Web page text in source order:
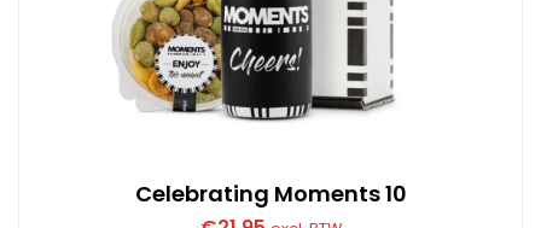
Celebrating Moments 10